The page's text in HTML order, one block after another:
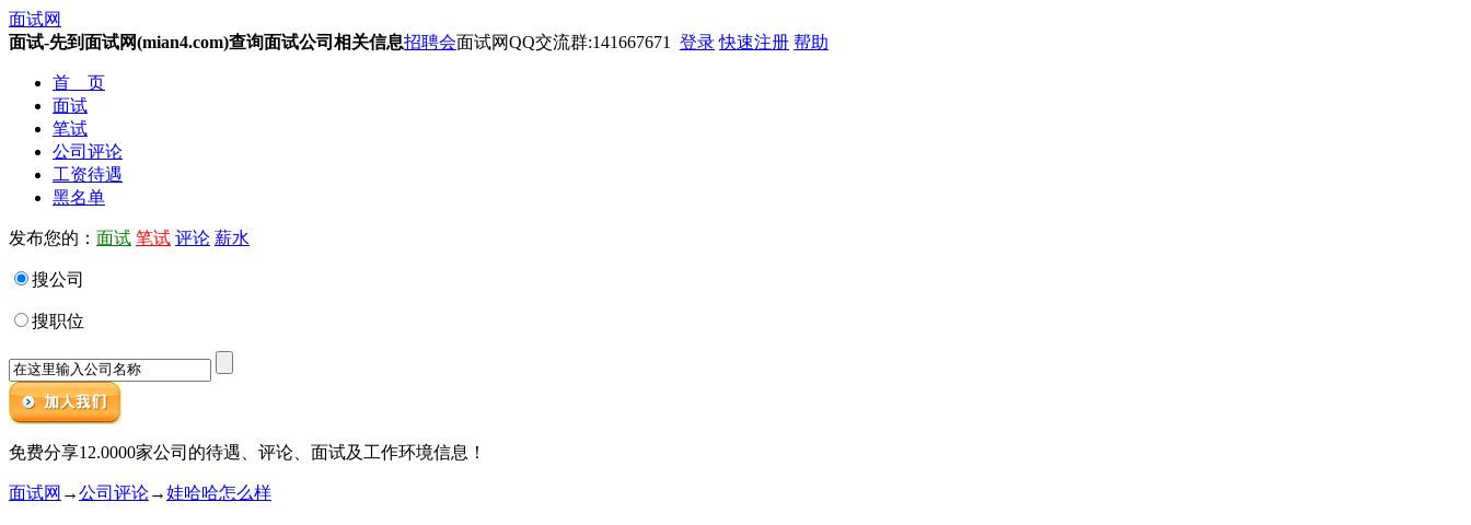
面试网
面试-先到面试网(mian4.com)查询面试公司相关信息招聘会面试网QQ交流群:141667671 登录 快速注册 帮助
首 页
面试
笔试
公司评论
工资待遇
黑名单
发布您的： 面试 笔试 评论 薪水
搜公司
搜职位
免费分享12.0000家公司的待遇、评论、面试及工作环境信息！
面试网 →公司评论→娃哈哈怎么样